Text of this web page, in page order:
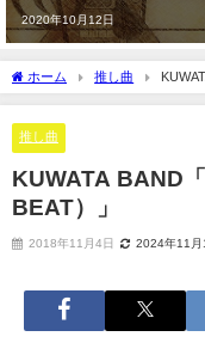
2020年10月12日
ホーム 推し曲
推し曲
KUWATA BAND
BEAT）」
2018年11月4日 2024年11月